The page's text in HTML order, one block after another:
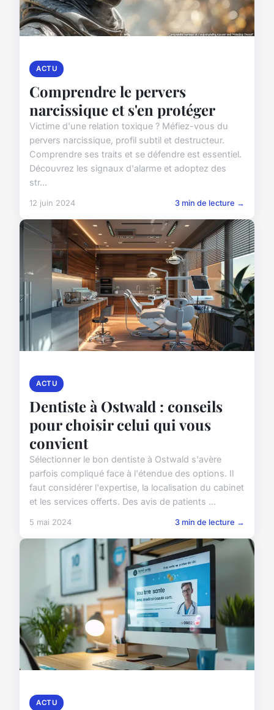
ACTU
Comprendre le pervers
narcissique et s'en protéger
Victime d'une relation toxique ? Méfiez-vous du
pervers narcissique, profil subtil et destructeur.
Comprendre ses traits et se défendre est essentiel.
Découvrez les signaux d'alarme et adoptez des
str...
12 juin 2024 3 min de lecture →
ACTU
Dentiste à Ostwald : conseils
pour choisir celui qui vous
convient
Sélectionner le bon dentiste à Ostwald s'avère
parfois compliqué face à l'étendue des options. Il
faut considérer l'expertise, la localisation du cabinet
et les services offerts. Des avis de patients ...
5 mai 2024 3 min de lecture →
ACTU